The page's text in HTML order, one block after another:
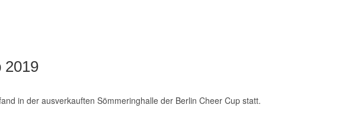
2019
in der ausverkauften Sömmeringhalle der Berlin Cheer Cup statt.